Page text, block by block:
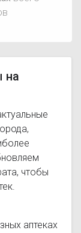
на
чтобы
аптеках